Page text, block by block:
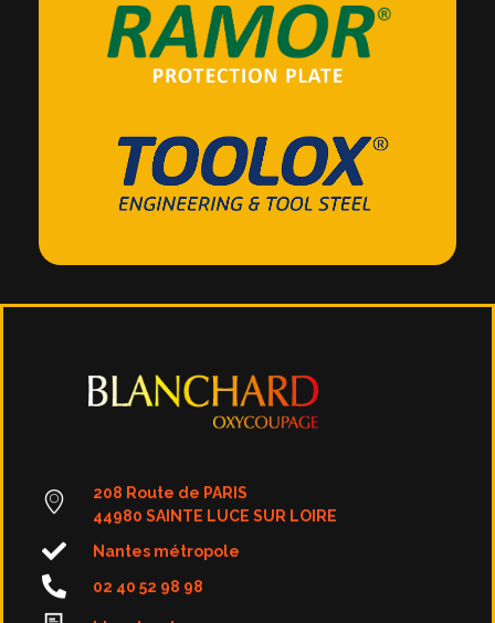
208 Route de PARIS
44980 SAINTE LUCE SUR LOIRE
Nantes métropole
02 40 52 98 98